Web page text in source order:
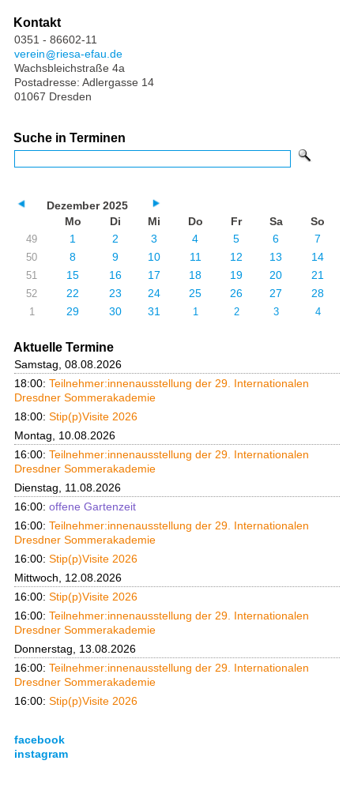
Kontakt
0351 - 86602-11
verein
riesa-efau.de
Wachsbleichstraße 4a
Postadresse: Adlergasse 14
01067 Dresden
Suche in Terminen
Dezember 2025
Mo
Di Mi Do Fr Sa So
49 1 2 3 4 5 6 7
50 8 9 10 11 12 13 14
51 15 16 17 18 19 20 21
52 22 23 24 25 26 27 28
1 29 30 31 1 2 3 4
Aktuelle Termine
Samstag, 08.08.2026
18:00: Teilnehmer:innenausstellung der 29. Internationalen
Dresdner Sommerakademie
18:00: Stip(p)Visite 2026
Montag, 10.08.2026
16:00: Teilnehmer:innenausstellung der 29. Internationalen
Dresdner Sommerakademie
Dienstag, 11.08.2026
16:00: offene Gartenzeit
16:00: Teilnehmer:innenausstellung der 29. Internationalen
Dresdner Sommerakademie
16:00: Stip(p)Visite 2026
Mittwoch, 12.08.2026
16:00: Stip(p)Visite 2026
16:00: Teilnehmer:innenausstellung der 29. Internationalen
Dresdner Sommerakademie
Donnerstag, 13.08.2026
16:00: Teilnehmer:innenausstellung der 29. Internationalen
Dresdner Sommerakademie
16:00: Stip(p)Visite 2026
facebook
instagram